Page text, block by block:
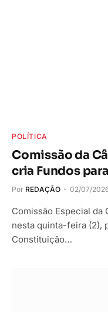
POLÍTICA
Comissão da
cria Fundos
Por REDAÇÃO 02/07/
Comissão Especial da
nesta quinta-feira (2),
Constituição…